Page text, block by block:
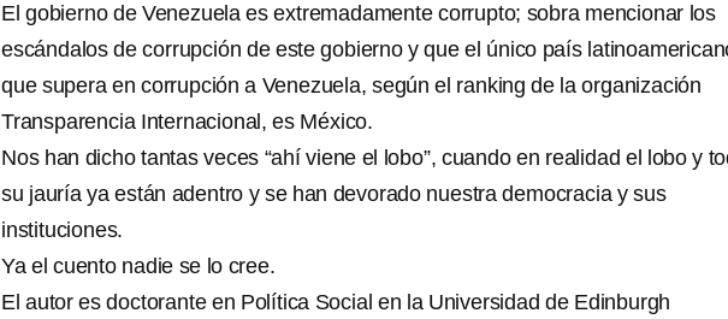
El gobierno de Venezuela es extremadamente corrupto; sobra mencionar los
escándalos de corrupción de este gobierno y que el único país
que supera en corrupción a Venezuela, según el ranking de la organización
Transparencia Internacional, es México.
Nos han dicho tantas veces “ahí viene el lobo”, cuando en realidad el lobo y
su jauría ya están adentro y se han devorado nuestra democracia y sus
instituciones.
Ya el cuento nadie se lo cree.
El autor es doctorante en Política Social en la Universidad de Edinburgh